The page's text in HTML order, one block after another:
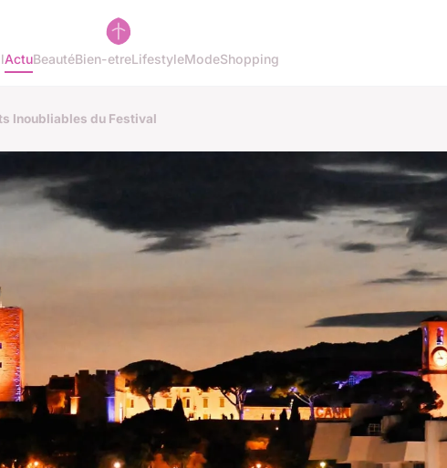
ActuBeautéBien-etreLifestyleModeShopping
Inoubliables du Festival